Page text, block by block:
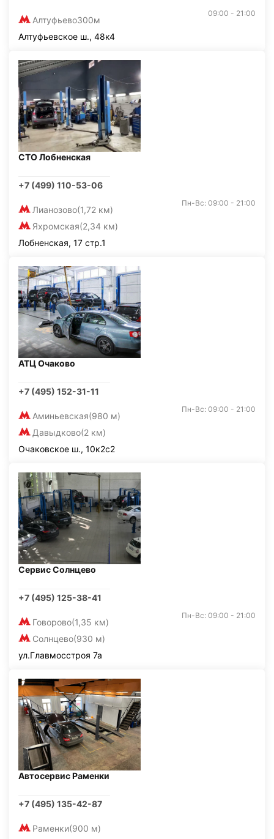
Алтуфьево300м
09:00 - 21:00
Алтуфьевское ш., 48к4
СТО Лобненская
+7 (499) 110-53-06
Лианозово(1,72 км)
Яхромская(2,34 км)
Пн-Вс: 09:00 - 21:00
Лобненская, 17 стр.1
АТЦ Очаково
+7 (495) 152-31-11
Аминьевская(980 м)
Давыдково(2 км)
Пн-Вс: 09:00 - 21:00
Очаковское ш., 10к2с2
Сервис Солнцево
+7 (495) 125-38-41
Говорово(1,35 км)
Солнцево(930 м)
Пн-Вс: 09:00 - 21:00
ул.Главмосстроя 7а
Автосервис Раменки
+7 (495) 135-42-87
Раменки(900 м)